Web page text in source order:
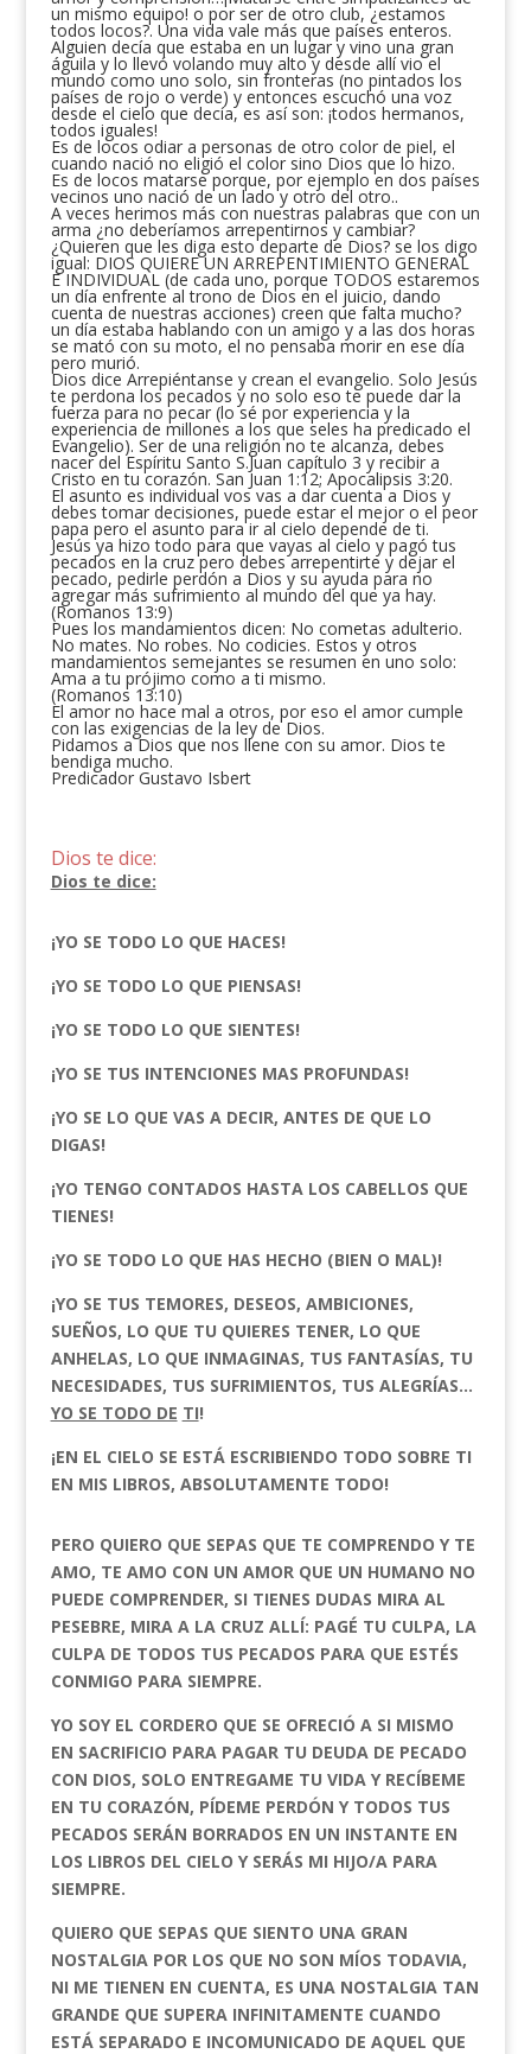
un mismo equipo! o por ser de otro club, ¿estamos
todos locos?. Una vida vale más que países enteros.
Alguien decía que estaba en un lugar y vino una gran
águila y lo llevó volando muy alto y desde allí vio el
mundo como uno solo, sin fronteras (no pintados los
países de rojo o verde) y entonces escuchó una voz
desde el cielo que decía, es así son: ¡todos hermanos,
todos iguales!
Es de locos odiar a personas de otro color de piel, el
cuando nació no eligió el color sino Dios que lo hizo.
Es de locos matarse porque, por ejemplo en dos países
vecinos uno nació de un lado y otro del otro..
A veces herimos más con nuestras palabras que con un
arma ¿no deberíamos arrepentirnos y cambiar?
¿Quieren que les diga esto departe de Dios? se los digo
igual: DIOS QUIERE UN ARREPENTIMIENTO GENERAL
E INDIVIDUAL (de cada uno, porque TODOS estaremos
un día enfrente al trono de Dios en el juicio, dando
cuenta de nuestras acciones) creen que falta mucho?
un día estaba hablando con un amigo y a las dos horas
se mató con su moto, el no pensaba morir en ese día
pero murió.
Dios dice Arrepiéntanse y crean el evangelio. Solo Jesús
te perdona los pecados y no solo eso te puede dar la
fuerza para no pecar (lo sé por experiencia y la
experiencia de millones a los que seles ha predicado el
Evangelio). Ser de una religión no te alcanza, debes
nacer del Espíritu Santo S.Juan capítulo 3 y recibir a
Cristo en tu corazón. San Juan 1:12; Apocalipsis 3:20.
El asunto es individual vos vas a dar cuenta a Dios y
debes tomar decisiones, puede estar el mejor o el peor
papa pero el asunto para ir al cielo depende de ti.
Jesús ya hizo todo para que vayas al cielo y pagó tus
pecados en la cruz pero debes arrepentirte y dejar el
pecado, pedirle perdón a Dios y su ayuda para no
agregar más sufrimiento al mundo del que ya hay.
(Romanos 13:9)
Pues los mandamientos dicen: No cometas adulterio.
No mates. No robes. No codicies. Estos y otros
mandamientos semejantes se resumen en uno solo:
Ama a tu prójimo como a ti mismo.
(Romanos 13:10)
El amor no hace mal a otros, por eso el amor cumple
con las exigencias de la ley de Dios.
Pidamos a Dios que nos llene con su amor. Dios te
bendiga mucho.
Predicador Gustavo Isbert
Dios te dice:
Dios te dice:
¡YO SE TODO LO QUE HACES!
¡YO SE TODO LO QUE PIENSAS!
¡YO SE TODO LO QUE SIENTES!
¡YO SE TUS INTENCIONES MAS PROFUNDAS!
¡YO SE LO QUE VAS A DECIR, ANTES DE QUE LO
DIGAS!
¡YO TENGO CONTADOS HASTA LOS CABELLOS QUE
TIENES!
¡YO SE TODO LO QUE HAS HECHO (BIEN O MAL)!
¡YO SE TUS TEMORES, DESEOS, AMBICIONES,
SUEÑOS, LO QUE TU QUIERES TENER, LO QUE
ANHELAS, LO QUE INMAGINAS, TUS FANTASÍAS, TU
NECESIDADES, TUS SUFRIMIENTOS, TUS ALEGRÍAS…
YO SE TODO DE TI!
¡EN EL CIELO SE ESTÁ ESCRIBIENDO TODO SOBRE TI
EN MIS LIBROS, ABSOLUTAMENTE TODO!
PERO QUIERO QUE SEPAS QUE TE COMPRENDO Y TE
AMO, TE AMO CON UN AMOR QUE UN HUMANO NO
PUEDE COMPRENDER, SI TIENES DUDAS MIRA AL
PESEBRE, MIRA A LA CRUZ ALLÍ: PAGÉ TU CULPA, LA
CULPA DE TODOS TUS PECADOS PARA QUE ESTÉS
CONMIGO PARA SIEMPRE.
YO SOY EL CORDERO QUE SE OFRECIÓ A SI MISMO
EN SACRIFICIO PARA PAGAR TU DEUDA DE PECADO
CON DIOS, SOLO ENTREGAME TU VIDA Y RECÍBEME
EN TU CORAZÓN, PÍDEME PERDÓN Y TODOS TUS
PECADOS SERÁN BORRADOS EN UN INSTANTE EN
LOS LIBROS DEL CIELO Y SERÁS MI HIJO/A PARA
SIEMPRE.
QUIERO QUE SEPAS QUE SIENTO UNA GRAN
NOSTALGIA POR LOS QUE NO SON MÍOS TODAVIA,
NI ME TIENEN EN CUENTA, ES UNA NOSTALGIA TAN
GRANDE QUE SUPERA INFINITAMENTE CUANDO
ESTÁ SEPARADO E INCOMUNICADO DE AQUEL QUE